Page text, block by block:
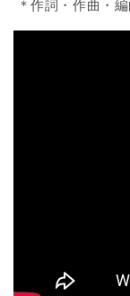
＊作詞・作曲・